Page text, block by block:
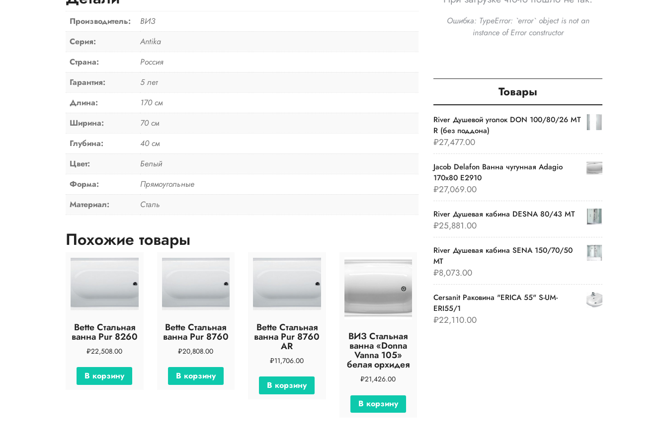
Производитель:
ВИЗ
Серия:
Antika
Страна:
Россия
Гарантия:
5 лет
Длина:
170 см
Ширина:
70 см
Глубина:
40 см
Цвет:
Белый
Форма:
Прямоугольные
Материал:
Сталь
Похожие товары
Bette Стальная
ванна Pur 8260
₽22,508.00
В корзину
Bette Стальная
ванна Pur 8760
₽20,808.00
В корзину
Bette Стальная
ванна Pur 8760
AR
₽11,706.00
В корзину
ВИЗ Стальная
ванна «Donna
Vanna 105»
белая орхидея
₽21,426.00
В корзину
Ошибка: TypeError: `error` object is not an
instance of Error constructor
Товары
River Душевой уголок DON 100/80/26 MT
R (без поддона)
₽27,477.00
Jacob Delafon Ванна чугунная Adagio
170х80 E2910
₽27,069.00
River Душевая кабина DESNA 80/43 MT
₽25,881.00
River Душевая кабина SENA 150/70/50
МТ
₽8,073.00
Cersanit Раковина "ERICA 55" S-UM-
ERI55/1
₽22,110.00